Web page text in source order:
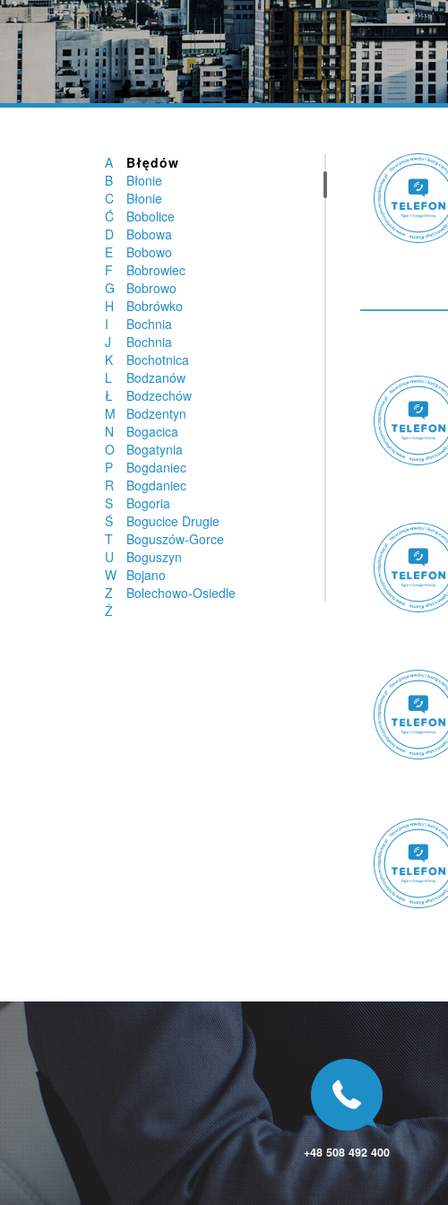
A
B
C
Ć
D
E
F
G
H
I
J
K
L
Ł
M
N
O
P
R
S
Ś
T
U
W
Z
Ż
Biskupiec
Blachownia
Blizanów
Bliziny
Błaszki
Błażejewko
Błędów
Błonie
Błonie
Bobolice
Bobowa
Bobowo
Bobrowiec
Bobrowo
Bobrówko
Bochnia
Bochnia
Bochotnica
Bodzanów
Bodzechów
Bodzentyn
Bogacica
Bogatynia
Bogdaniec
Bogdaniec
Bogoria
Bogucice Drugie
Boguszów-Gorce
Boguszyn
Bojano
Bolechowo-Osiedle
Borzęcin
Borzęcin Duży
Boża Wola
Bralin
Bramki
Branice
Branice
Braniewo
Bratkowice
Brenna
+48 508 492 400